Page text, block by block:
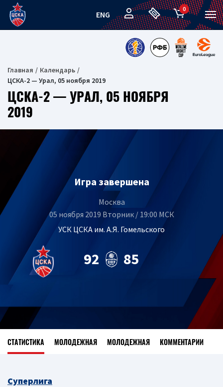
ENG
0
Главная
Календарь
ЦСКА-2 — Урал, 05 ноября 2019
ЦСКА-2 — УРАЛ, 05 НОЯБРЯ
2019
Игра завершена
Москва
05 ноября 2019 Вторник / 19:00 МСК
УСК ЦСКА им. А.Я. Гомельского
92 85
СТАТИСТИКА МОЛОДЕЖНАЯ МОЛОДЕЖНАЯ КОММЕНТАРИИ
Суперлига